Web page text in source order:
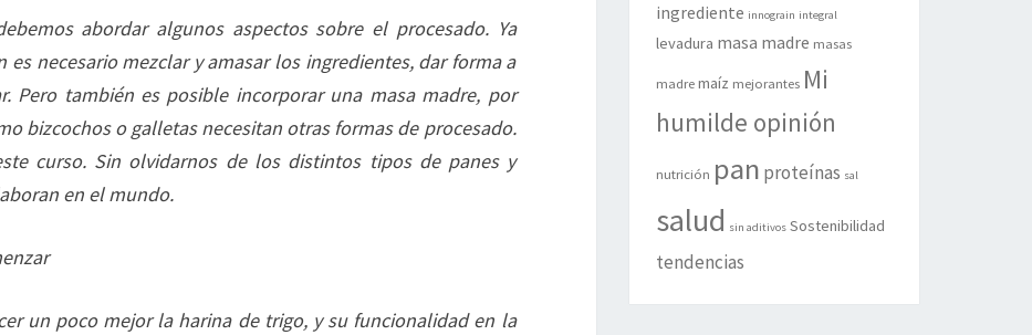
abordar algunos aspectos sobre el procesado. Ya
es necesario mezclar y amasar los ingredientes, dar forma a
Pero también es posible incorporar una masa madre, por
bizcochos o galletas necesitan otras formas de procesado.
curso. Sin olvidarnos de los distintos tipos de panes y
en el mundo.
un poco mejor la harina de trigo, y su funcionalidad en la
ingrediente innograin integral
levadura masa madre masas
madre maíz mejorantes Mi
humilde opinión
nutrición pan proteínas sal
salud sin aditivos Sostenibilidad
tendencias